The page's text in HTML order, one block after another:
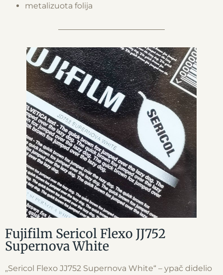
metalizuota folija
Fujifilm Sericol Flexo JJ752
Supernova White
„Sericol Flexo JJ752 Supernova White“ – ypač didelio